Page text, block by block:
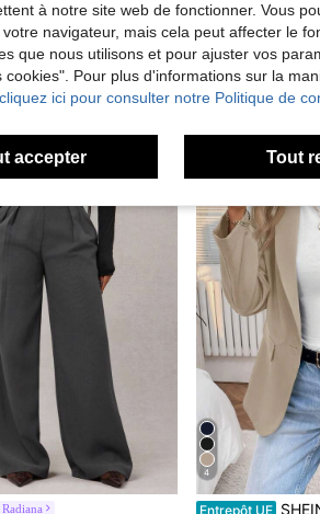
Pantalon décontracté à jambes évasées au design minimaliste pour femmes, convient pour les trajets, le bureau, le port quotidien, toutes saisons printemps noir automne
de Long Pantalon de costume pour femme
Sweetra
Entrepôt UE Sweetra 1 set
23,62€
Radiana
4
Entrepôt UE SHEIN LUNE 2024
à notre site web de fonctionner. Vous
navigateur, mais cela peut affecter le
que nous utilisons et pour ajuster vos
Pour plus d'informations sur la
cliquez ici pour consulter notre Politique de
accepter Tout